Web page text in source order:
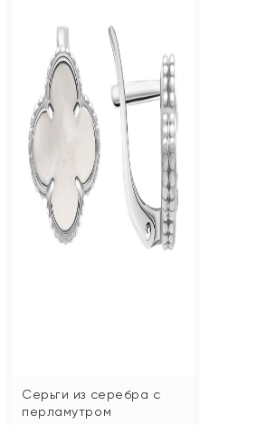
Серьги из серебра с
перламутром